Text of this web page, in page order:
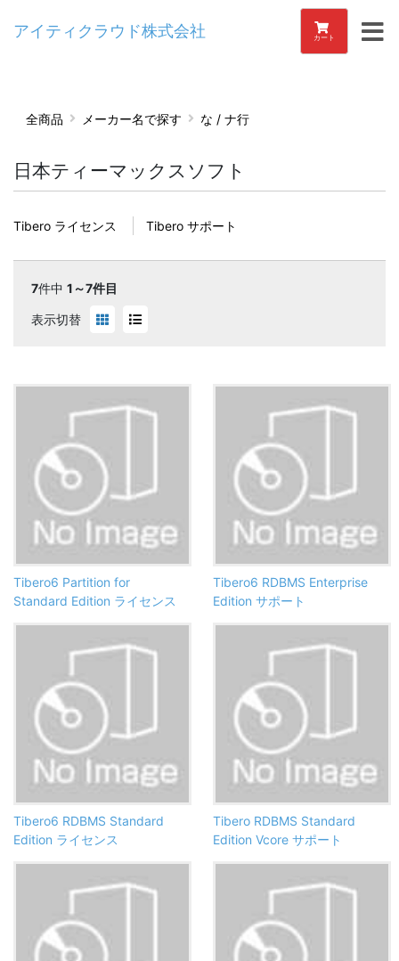
アイティクラウド株式会社 カート
全商品 メーカー名で探す な / ナ行
日本ティーマックスソフト
Tibero ライセンス Tibero サポート
7件中 1～7件目
表示切替
Tibero6 Partition for
Standard Edition ライセンス
Tibero6 RDBMS Enterprise
Edition サポート
Tibero6 RDBMS Standard
Edition ライセンス
Tibero RDBMS Standard
Edition Vcore サポート